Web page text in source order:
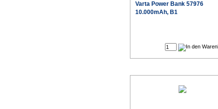
Varta Power Bank 57976
10.000mAh, B1